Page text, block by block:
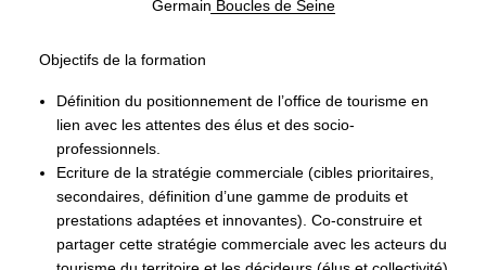
Germain Boucles de Seine
Objectifs de la formation
Définition du positionnement de l’office de tourisme en
lien avec les attentes des élus et des socio-
professionnels.
Ecriture de la stratégie commerciale (cibles prioritaires,
secondaires, définition d’une gamme de produits et
prestations adaptées et innovantes). Co-construire et
partager cette stratégie commerciale avec les acteurs du